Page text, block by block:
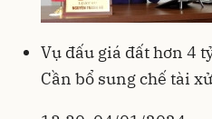
Vụ đấu giá đất hơn 4
Cần bổ sung chế tài